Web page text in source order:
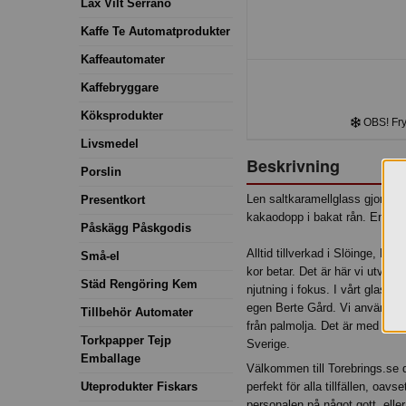
Lax Vilt Serrano
Kaffe Te Automatprodukter
Kaffeautomater
Kaffebryggare
Köksprodukter
Livsmedel
Porslin
Presentkort
Påskägg Påskgodis
Små-el
Städ Rengöring Kem
Tillbehör Automater
Torkpapper Tejp
Emballage
Uteprodukter Fiskars
OBS!
Beskrivning
Len saltkaramellglass gjord
kakaodopp i bakat rån. En
Alltid tillverkad i Slöinge,
kor betar. Det är här vi
njutning i fokus. I vårt
egen Berte Gård. Vi
från palmolja. Det är med
Sverige.
Välkommen till Torebrings.se
perfekt för alla tillfällen,